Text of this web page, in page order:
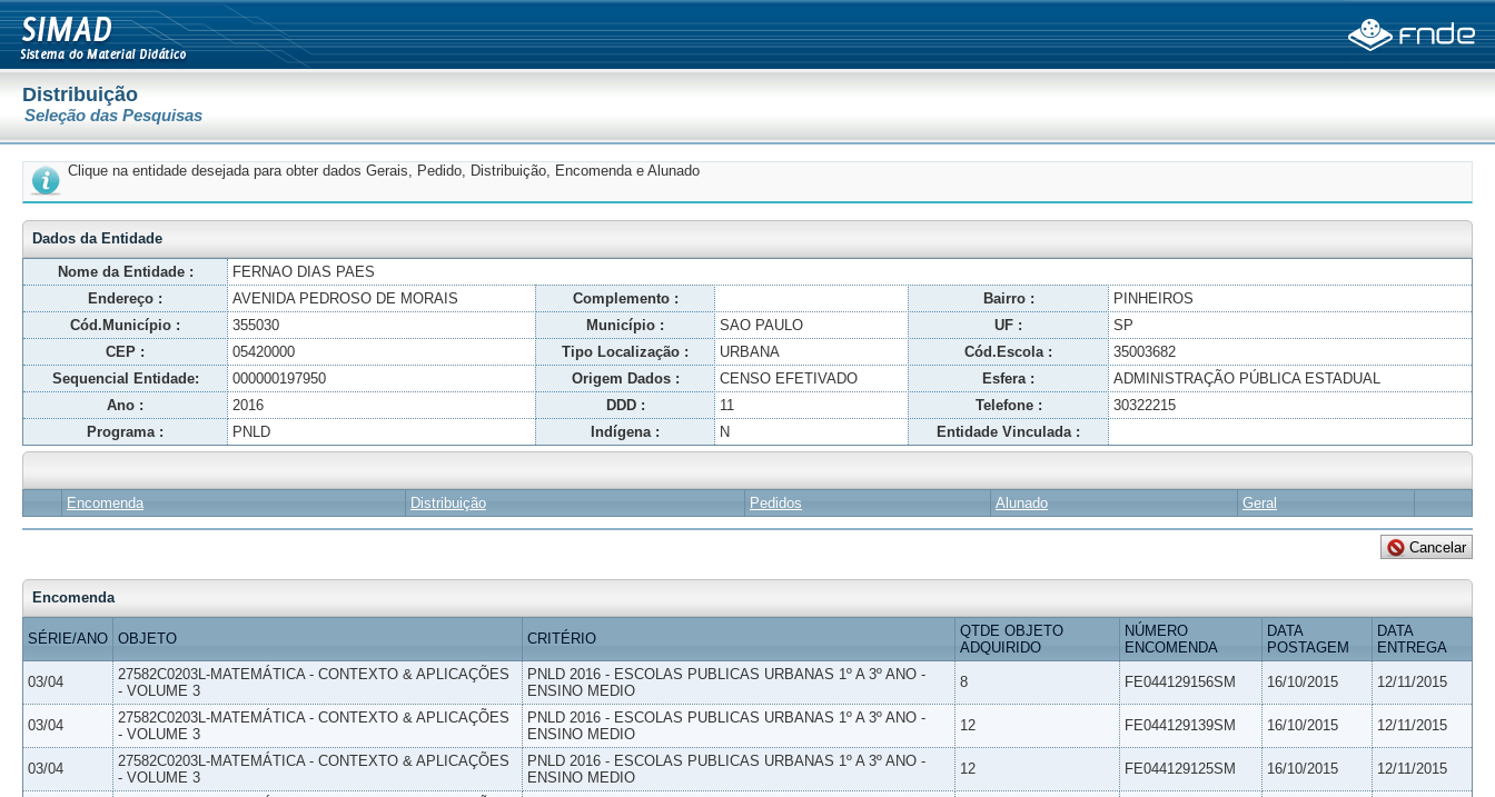
Distribuição
Seleção das Pesquisas
Clique na entidade desejada para obter dados Gerais, Pedido, Distribuição, Encomenda e Alunado
Dados da Entidade
Nome da Entidade :
FERNAO DIAS PAES
Endereço :
AVENIDA PEDROSO DE MORAIS Complemento : Bairro :
PINHEIROS
Cód.Município :
355030 Município : SAO PAULO UF :
SP
CEP :
05420000 Tipo Localização : URBANA Cód.Escola :
35003682
Sequencial Entidade:
000000197950 Origem Dados : CENSO EFETIVADO Esfera :
ADMINISTRAÇÃO PÚBLICA ESTADUAL
Ano :
2016 DDD : 11 Telefone :
30322215
Programa :
PNLD Indígena : N Entidade Vinculada :
Encomenda Distribuição Pedidos Alunado Geral
Encomenda
SÉRIE/ANO OBJETO CRITÉRIO
QTDE OBJETO
ADQUIRIDO
NÚMERO
ENCOMENDA
DATA
POSTAGEM
DATA
ENTREGA
03/04
27582C0203L-MATEMÁTICA - CONTEXTO & APLICAÇÕES
- VOLUME 3
PNLD 2016 - ESCOLAS PUBLICAS URBANAS 1º A 3º ANO -
ENSINO MEDIO
8 FE044129156SM 16/10/2015 12/11/2015
03/04
27582C0203L-MATEMÁTICA - CONTEXTO & APLICAÇÕES
- VOLUME 3
PNLD 2016 - ESCOLAS PUBLICAS URBANAS 1º A 3º ANO -
ENSINO MEDIO
12 FE044129139SM 16/10/2015 12/11/2015
03/04
27582C0203L-MATEMÁTICA - CONTEXTO & APLICAÇÕES
- VOLUME 3
PNLD 2016 - ESCOLAS PUBLICAS URBANAS 1º A 3º ANO -
ENSINO MEDIO
12 FE044129125SM 16/10/2015 12/11/2015